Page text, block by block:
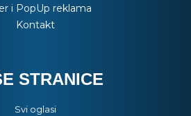
i PopUp reklama
Kontakt
STRANICE
Svi oglasi